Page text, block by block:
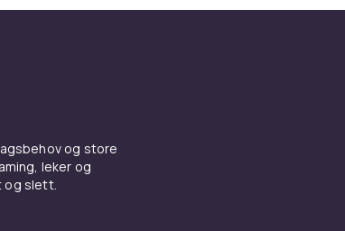
og store
leker og
og slett.